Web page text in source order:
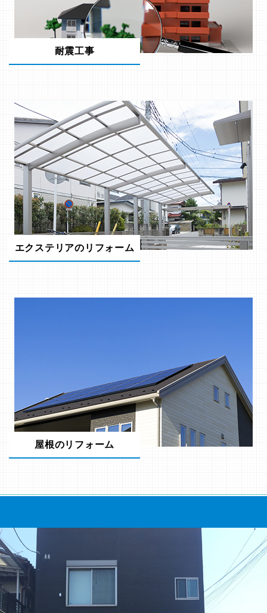
耐震工事
エクステリアのリフォーム
屋根のリフォーム